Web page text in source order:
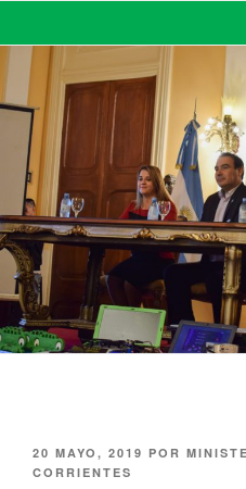
MINISTERIO
DE
20 MAYO, 2019 POR
CORRIENTES